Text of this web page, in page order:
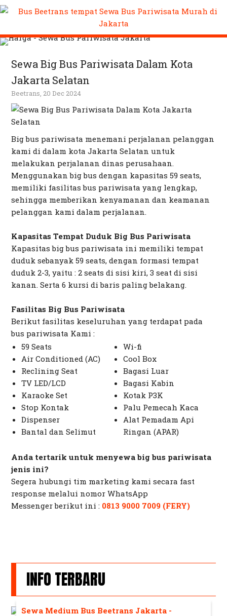
Sewa Big Bus Pariwisata Dalam Kota
Jakarta Selatan
Beetrans, 20 Dec 2024
Big bus pariwisata menemani perjalanan pelanggan
kami di dalam kota Jakarta Selatan untuk
melakukan perjalanan dinas perusahaan.
Menggunakan big bus dengan kapasitas 59 seats,
memiliki fasilitas bus pariwisata yang lengkap,
sehingga memberikan kenyamanan dan keamanan
pelanggan kami dalam perjalanan.
Kapasitas Tempat Duduk Big Bus Pariwisata
Kapasitas big bus pariwisata ini memiliki tempat
duduk sebanyak 59 seats, dengan formasi tempat
duduk 2-3, yaitu : 2 seats di sisi kiri, 3 seat di sisi
kanan. Serta 6 kursi di baris paling belakang.
Fasilitas Big Bus Pariwisata
Berikut fasilitas keseluruhan yang terdapat pada
bus pariwisata Kami :
59 Seats
Air Conditioned (AC)
Reclining Seat
TV LED/LCD
Karaoke Set
Stop Kontak
Dispenser
Bantal dan Selimut
Wi-fi
Cool Box
Bagasi Luar
Bagasi Kabin
Kotak P3K
Palu Pemecah Kaca
Alat Pemadam Api
Ringan (APAR)
Anda tertarik untuk menyewa big bus pariwisata
jenis ini?
Segera hubungi tim marketing kami secara fast
response melalui nomorWhatsApp
Messengerberikut ini : 0813 9000 7009 (FERY)
INFO TERBARU
Sewa Medium Bus Beetrans Jakarta -